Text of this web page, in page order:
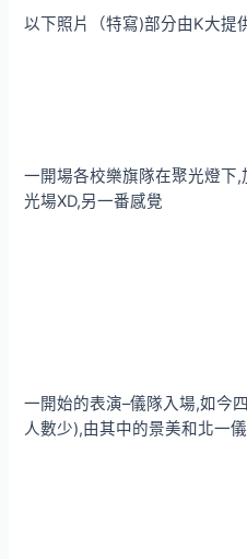
以下照片（特寫)部分由K大提
一開場各校樂旗隊在聚光燈下
光場XD,另一番感覺
一開始的表演–儀隊入場,如今
人數少),由其中的景美和北一